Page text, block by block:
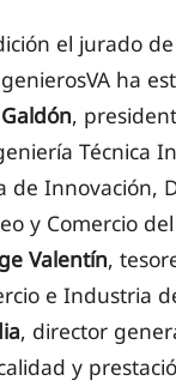
el jurado
ha
,
Técnica
de Innovación,
y Comercio
Valentín,
e Industria
, director
y